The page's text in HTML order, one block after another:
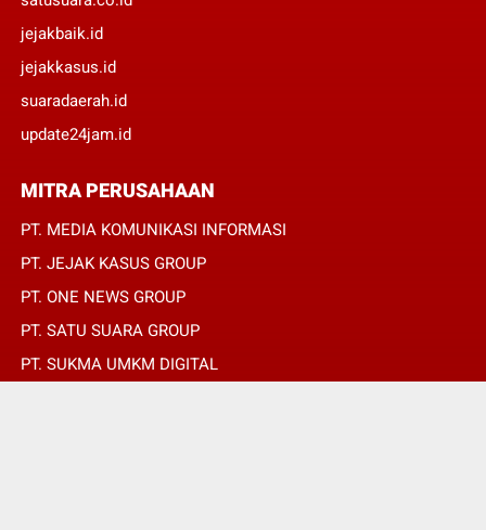
jejakbaik.id
jejakkasus.id
suaradaerah.id
update24jam.id
MITRA PERUSAHAAN
PT. MEDIA KOMUNIKASI INFORMASI
PT. JEJAK KASUS GROUP
PT. ONE NEWS GROUP
PT. SATU SUARA GROUP
PT. SUKMA UMKM DIGITAL